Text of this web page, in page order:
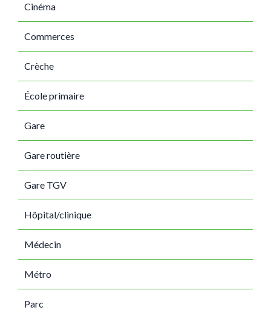
Cinéma
Commerces
Crèche
École primaire
Gare
Gare routière
Gare TGV
Hôpital/clinique
Médecin
Métro
Parc